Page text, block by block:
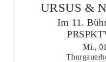
URSUS &
Im 11.
Mi.,